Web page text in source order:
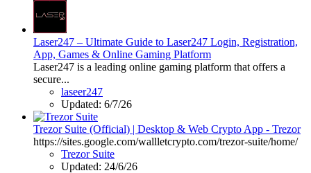
Laser247 – Ultimate Guide to Laser247 Login, Registration,
App, Games & Online Gaming Platform
Laser247 is a leading online gaming platform that offers a
secure...
laseer247
Updated: 6/7/26
Trezor Suite (Official) | Desktop & Web Crypto App - Trezor
https://sites.google.com/wallletcrypto.com/trezor-suite/home/
Trezor Suite
Updated: 24/6/26